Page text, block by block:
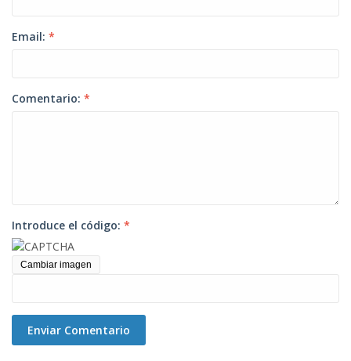
Email: *
Comentario: *
Introduce el código: *
Cambiar imagen
Enviar Comentario